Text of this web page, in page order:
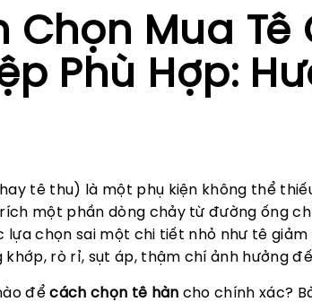
Chọn Mua Tê
Phù Hợp:
tê thu) là một phụ kiện không thể
một phần dòng chảy từ đường ống
lựa chọn sai một chi tiết nhỏ như tê
khớp, rò rỉ, sụt áp, thậm chí ảnh hưởng
đểcách chọn tê hàn cho chính xác?